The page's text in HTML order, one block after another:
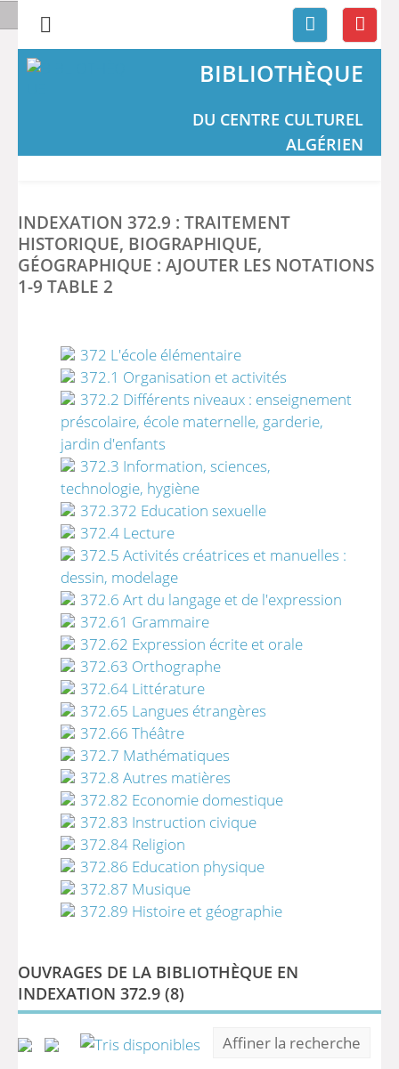
BIBLIOTHÈQUE
DU CENTRE CULTUREL
ALGÉRIEN
INDEXATION 372.9 : TRAITEMENT
HISTORIQUE, BIOGRAPHIQUE,
GÉOGRAPHIQUE : AJOUTER LES NOTATIONS
1-9 TABLE 2
372 L'école élémentaire
372.1 Organisation et activités
372.2 Différents niveaux : enseignement
préscolaire, école maternelle, garderie,
jardin d'enfants
372.3 Information, sciences,
technologie, hygiène
372.372 Education sexuelle
372.4 Lecture
372.5 Activités créatrices et manuelles :
dessin, modelage
372.6 Art du langage et de l'expression
372.61 Grammaire
372.62 Expression écrite et orale
372.63 Orthographe
372.64 Littérature
372.65 Langues étrangères
372.66 Théâtre
372.7 Mathématiques
372.8 Autres matières
372.82 Economie domestique
372.83 Instruction civique
372.84 Religion
372.86 Education physique
372.87 Musique
372.89 Histoire et géographie
OUVRAGES DE LA BIBLIOTHÈQUE EN
INDEXATION 372.9 (8)
Affiner la recherche